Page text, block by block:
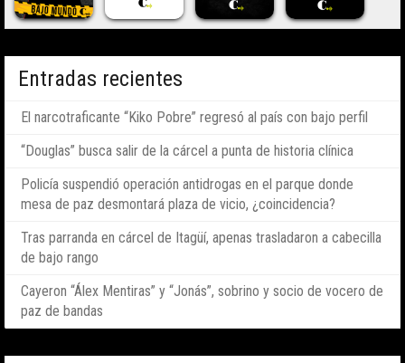
Entradas recientes
El narcotraficante “Kiko Pobre” regresó al país con bajo perfil
“Douglas” busca salir de la cárcel a punta de historia clínica
Policía suspendió operación antidrogas en el parque donde
mesa de paz desmontará plaza de vicio, ¿coincidencia?
Tras parranda en cárcel de Itagüí, apenas trasladaron a cabecilla
de bajo rango
Cayeron “Álex Mentiras” y “Jonás”, sobrino y socio de vocero de
paz de bandas